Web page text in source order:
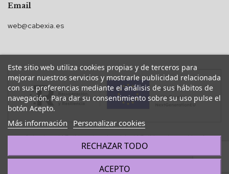
Email
web@cabexia.es
Este sitio web utiliza cookies propias y de terceros para
mejorar nuestros servicios y mostrarle publicidad relacionada
con sus preferencias mediante el análisis de sus hábitos de
navegación. Para dar su consentimiento sobre su uso pulse el
botón Acepto.
Más información Personalizar cookies
RECHAZAR TODO
ACEPTO
Aviso legal|Política de privacidad|Política de cookies|
Accesibilidad